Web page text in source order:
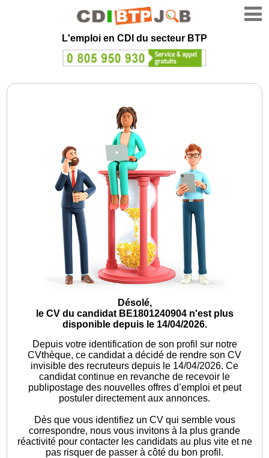
L'emploi en CDI du secteur BTP
Désolé,
le CV du candidat BE1801240904 n'est plus
disponible depuis le 14/04/2026.
Depuis votre identification de son profil sur notre
CVthèque, ce candidat a décidé de rendre son CV
invisible des recruteurs depuis le 14/04/2026. Ce
candidat continue en revanche de recevoir le
publipostage des nouvelles offres d’emploi et peut
postuler directement aux annonces.
Dès que vous identifiez un CV qui semble vous
correspondre, nous vous invitons à la plus grande
réactivité pour contacter les candidats au plus vite et ne
pas risquer de passer à côté du bon profil.